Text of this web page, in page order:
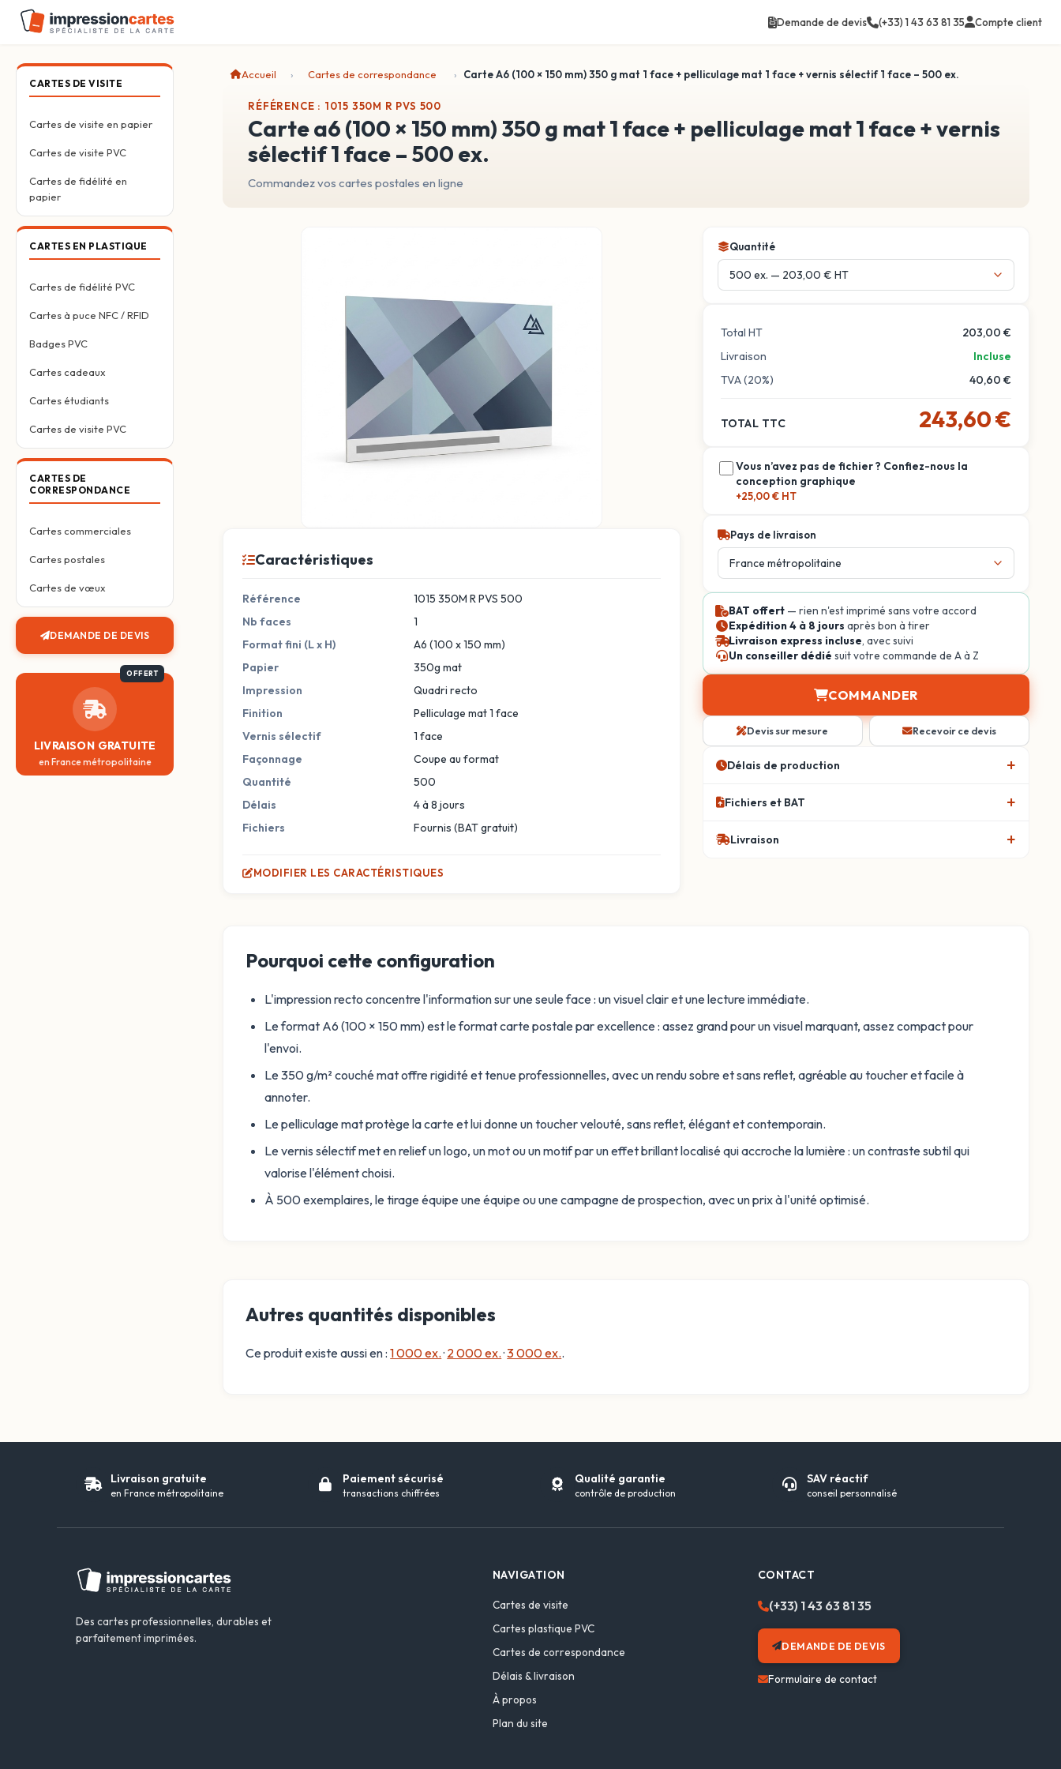
Demande de devis (+33) 1 43 63 81 35 Compte client
CARTES DE VISITE
Cartes de visite en papier
Cartes de visite PVC
Cartes de fidélité en
papier
CARTES EN PLASTIQUE
Cartes de fidélité PVC
Cartes à puce NFC / RFID
Badges PVC
Cartes cadeaux
Cartes étudiants
Cartes de visite PVC
CARTES DE
CORRESPONDANCE
Cartes commerciales
Cartes postales
Cartes de vœux
DEMANDE DE DEVIS
LIVRAISON GRATUITE
en France métropolitaine
Accueil Cartes de correspondance Carte A6 (100 × 150 mm) 350 g mat 1 face + pelliculage mat 1 face + vernis sélectif 1 face – 500 ex.
RÉFÉRENCE : 1015 350M R PVS 500
carte a6 (100 × 150 mm) 350 g mat 1 face + pelliculage mat 1 face + vernis
sélectif 1 face – 500 ex.
Commandez vos cartes postales en ligne
Caractéristiques
Référence
1015 350M R PVS 500
Nb faces
1
Format fini (L x H)
A6 (100 x 150 mm)
Papier
350g mat
Impression
Quadri recto
Finition
Pelliculage mat 1 face
Vernis sélectif
1 face
Façonnage
Coupe au format
Quantité
500
Délais
4 à 8 jours
Fichiers
Fournis (BAT gratuit)
MODIFIER LES CARACTÉRISTIQUES
Quantité
Total HT
203,00 €
Livraison
Incluse
TVA (20%)
40,60 €
TOTAL TTC 243,60 €
Vous n’avez pas de fichier ? Confiez-nous la
conception graphique
+25,00 € HT
Pays de livraison
BAT offert— rien n'est imprimé sans votre accord
Expédition 4 à 8 jours après bon à tirer
Livraison express incluse, avec suivi
Un conseiller dédié suit votre commande de A à Z
COMMANDER
Devis sur mesure Recevoir ce devis
Délais de production
Fichiers et BAT
Livraison
Pourquoi cette configuration
L'impression recto concentre l'information sur une seule face : un visuel clair et une lecture immédiate.
Le format A6 (100 × 150 mm) est le format carte postale par excellence : assez grand pour un visuel marquant, assez compact pour
l'envoi.
Le 350 g/m² couché mat offre rigidité et tenue professionnelles, avec un rendu sobre et sans reflet, agréable au toucher et facile à
annoter.
Le pelliculage mat protège la carte et lui donne un toucher velouté, sans reflet, élégant et contemporain.
Le vernis sélectif met en relief un logo, un mot ou un motif par un effet brillant localisé qui accroche la lumière : un contraste subtil qui
valorise l'élément choisi.
À 500 exemplaires, le tirage équipe une équipe ou une campagne de prospection, avec un prix à l'unité optimisé.
Autres quantités disponibles
Ce produit existe aussi en :1 000 ex.· 2 000 ex.·3 000 ex..
Livraison gratuite
en France métropolitaine
Paiement sécurisé
transactions chiffrées
Qualité garantie
contrôle de production
SAV réactif
conseil personnalisé
Des cartes professionnelles, durables et
parfaitement imprimées.
NAVIGATION
Cartes de visite
Cartes plastique PVC
Cartes de correspondance
Délais & livraison
À propos
Plan du site
CONTACT
(+33) 1 43 63 81 35
DEMANDE DE DEVIS
Formulaire de contact